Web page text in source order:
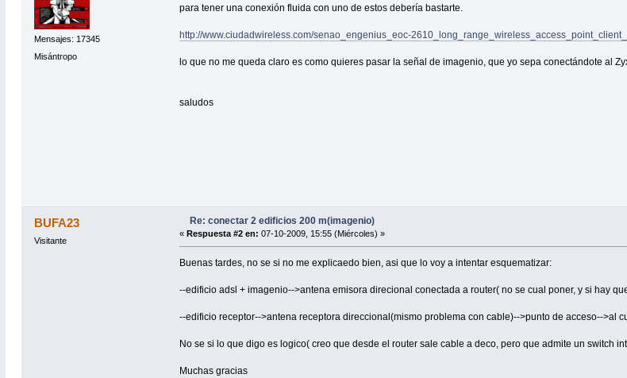
Mensajes: 17345
Misántropo
para tener una conexión fluida con uno de estos debería bastarte.
http://www.ciudadwireless.com/senao_engenius_eoc-
lo que no me queda claro es como quieres pasar la señal de imagenio, que yo sepa conectándote al
saludos
BUFA23
Visitante
Re: conectar 2 edificios 200 m(imagenio)
« Respuesta #2 en: 07-10-2009, 15:55 (Miércoles) »
Buenas tardes, no se si no me explicaedo bien, asi que lo voy a intentar esquematizar:
--edificio adsl + imagenio-->antena emisora direcional conectada a router( no se cual poner, y si hay
--edificio receptor-->antena receptora direccional(mismo problema con cable)-->punto de acceso--
No se si lo que digo es logico( creo que desde el router sale cable a deco, pero que admite un switch
Muchas gracias